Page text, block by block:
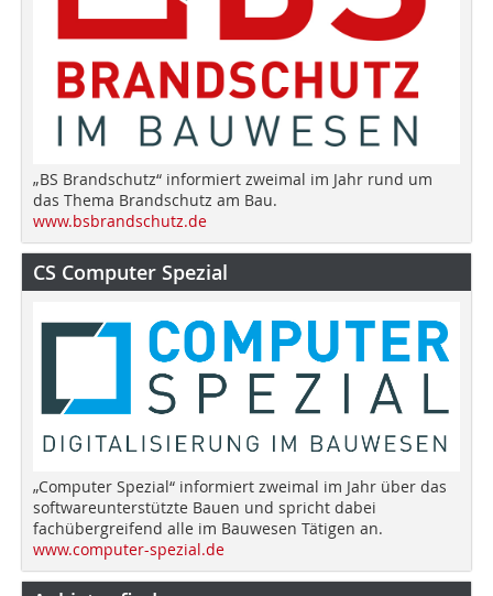
„BS Brandschutz“ informiert zweimal im Jahr rund um
das Thema Brandschutz am Bau.
www.bsbrandschutz.de
CS Computer Spezial
„Computer Spezial“ informiert zweimal im Jahr über das
softwareunterstützte Bauen und spricht dabei
fachübergreifend alle im Bauwesen Tätigen an.
www.computer-spezial.de